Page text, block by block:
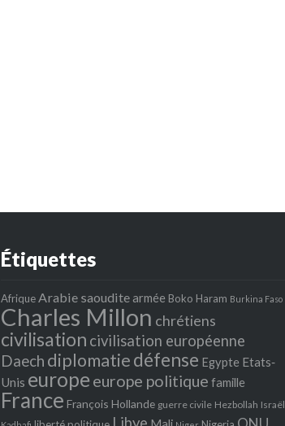
Étiquettes
Afrique Arabie saoudite armée Boko Haram Burkina Faso
Charles Millon chrétiens
civilisation civilisation européenne
Daech diplomatiedéfense Egypte Etats‐
Unis europeeurope politique famille
France François Hollande guerre civile Hezbollah Israël